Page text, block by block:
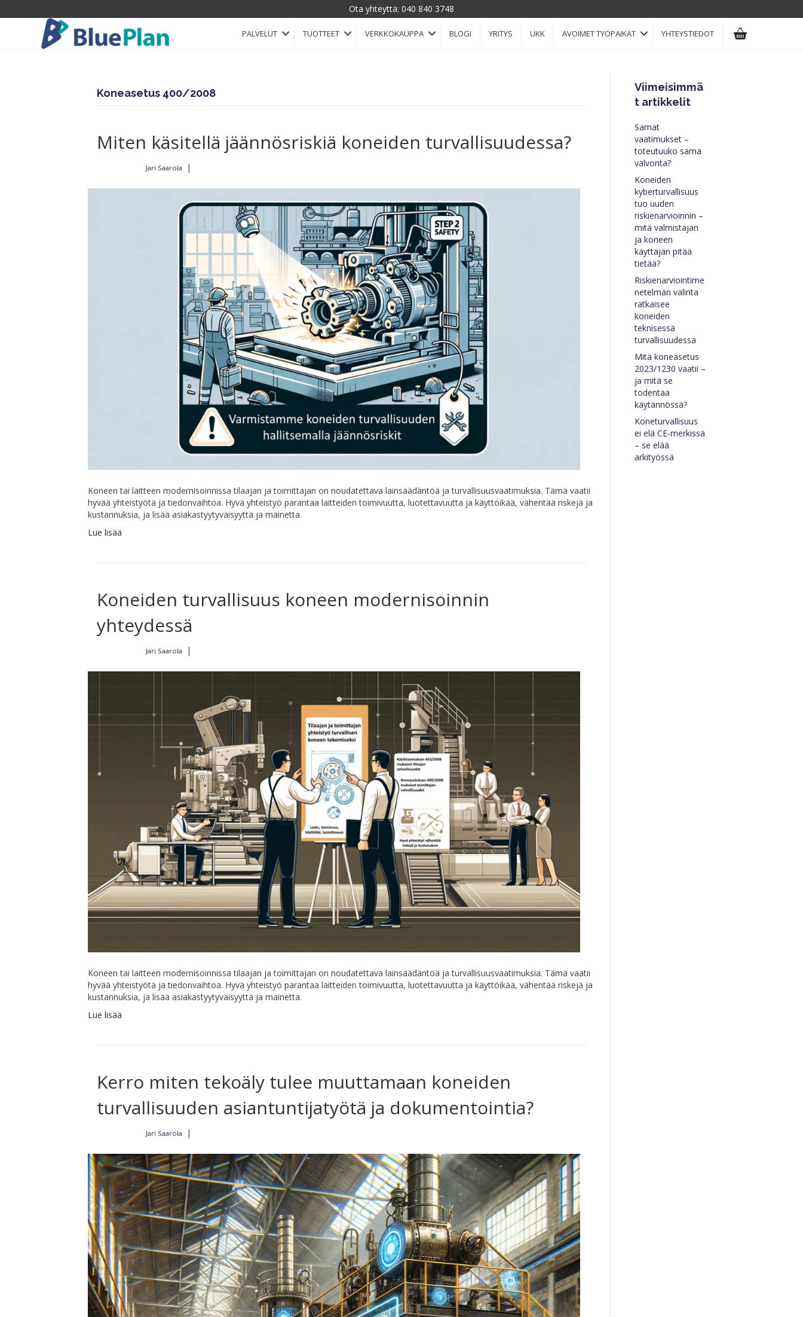
Ota yhteyttä: 040 840 3748
PALVELUT TUOTTEET VERKKOKAUPPA BLOGI YRITYS UKK AVOIMET TYÖPAIKAT YHTEYSTIEDOT
Koneasetus 400/2008
Miten käsitellä jäännösriskiä koneiden turvallisuudessa?
Jari Saarola |
Koneen tai laitteen modernisoinnissa tilaajan ja toimittajan on noudatettava lainsäädäntöä ja turvallisuusvaatimuksia. Tämä vaatii
hyvää yhteistyötä ja tiedonvaihtoa. Hyvä yhteistyö parantaa laitteiden toimivuutta, luotettavuutta ja käyttöikää, vähentää riskejä ja
kustannuksia, ja lisää asiakastyytyväisyyttä ja mainetta.
Lue lisää
Koneiden turvallisuus koneen modernisoinnin
yhteydessä
Jari Saarola |
Koneen tai laitteen modernisoinnissa tilaajan ja toimittajan on noudatettava lainsäädäntöä ja turvallisuusvaatimuksia. Tämä vaatii
hyvää yhteistyötä ja tiedonvaihtoa. Hyvä yhteistyö parantaa laitteiden toimivuutta, luotettavuutta ja käyttöikää, vähentää riskejä ja
kustannuksia, ja lisää asiakastyytyväisyyttä ja mainetta.
Lue lisää
Kerro miten tekoäly tulee muuttamaan koneiden
turvallisuuden asiantuntijatyötä ja dokumentointia?
Jari Saarola |
Viimeisimmä
t artikkelit
Samat
vaatimukset –
toteutuuko sama
valvonta?
Koneiden
kyberturvallisuus
tuo uuden
riskienarvioinnin –
mitä valmistajan
ja koneen
käyttäjän pitää
tietää?
Riskienarviointime
netelmän valinta
ratkaisee
koneiden
teknisessä
turvallisuudessa
Mitä koneasetus
2023/1230 vaatii –
ja mitä se
todentaa
käytännössä?
Koneturvallisuus
ei elä CE-merkissä
– se elää
arkityössä